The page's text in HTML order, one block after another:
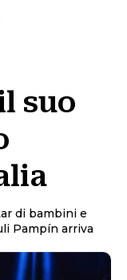
suo
di bambini e
Pampín arriva